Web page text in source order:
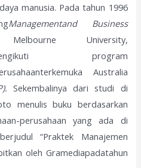
manusia. Pada tahun 1996
Managementand Business
University,
program
Australia
Sekembalinya dari studi di
menulis buku berdasarkan
perusahaan yang ada di
“Praktek Manajemen
oleh Gramediapadatahun